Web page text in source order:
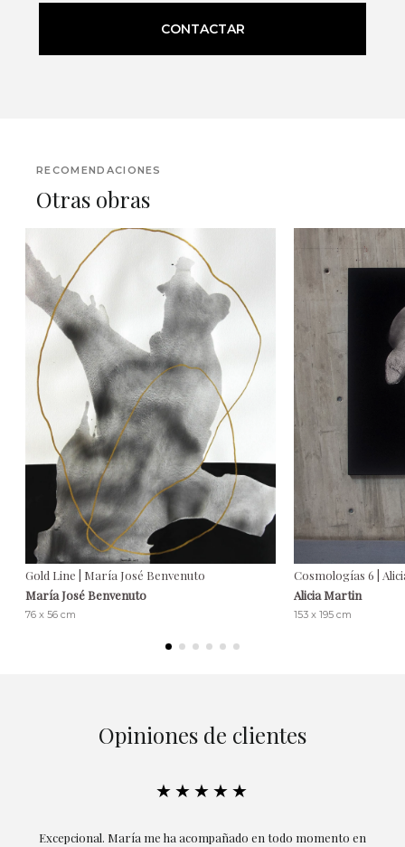
CONTACTAR
RECOMENDACIONES
Otras obras
Gold Line | María José Benvenuto
María José Benvenuto
76 x 56 cm
Cosmologías 6 |
Alicia Martin
153 x 195 cm
Opiniones de clientes
★★★★★
Excepcional. María me ha acompañado en todo momento en